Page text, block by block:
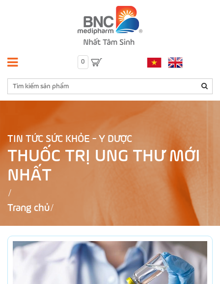
0
TIN TỨC SỨC KHỎE - Y DƯỢC
THUỐC TRỊ UNG THƯ MỚI
NHẤT
Trang chủ